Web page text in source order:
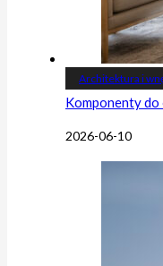
Architektura i
Komponenty
2026-06-10